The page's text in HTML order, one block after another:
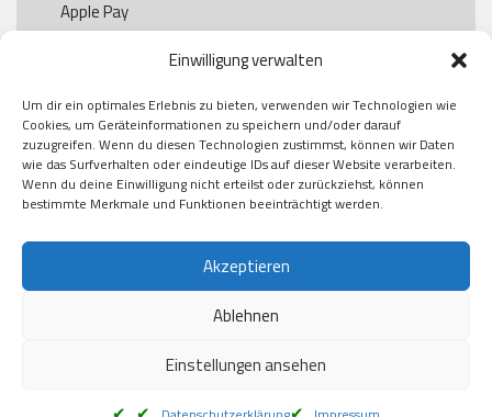
Einwilligung verwalten
Um dir ein optimales Erlebnis zu bieten, verwenden wir Technologien wie
Cookies, um Geräteinformationen zu speichern und/oder darauf
zuzugreifen. Wenn du diesen Technologien zustimmst, können wir Daten
wie das Surfverhalten oder eindeutige IDs auf dieser Website verarbeiten.
Wenn du deine Einwilligung nicht erteilst oder zurückziehst, können
bestimmte Merkmale und Funktionen beeinträchtigt werden.
Akzeptieren
Ablehnen
Einstellungen ansehen
Apple Pay
Paypal
Kauf auf Rechung
Klarna
American Express